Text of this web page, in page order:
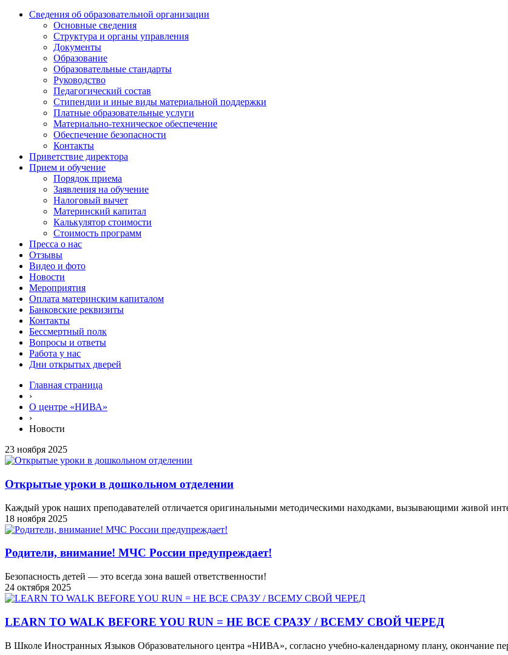
Сведения об образовательной организации
Основные сведения
Структура и органы управления
Документы
Образование
Образовательные стандарты
Руководство
Педагогический состав
Стипендии и иные виды материальной поддержки
Платные образовательные услуги
Материально-техническое обеспечение
Обеспечение безопасности
Контакты
Приветствие директора
Прием и обучение
Порядок приема
Заявления на обучение
Налоговый вычет
Материнский капитал
Калькулятор стоимости
Стоимость программ
Пресса о нас
Отзывы
Видео и фото
Новости
Мероприятия
Оплата материнским капиталом
Банковские реквизиты
Контакты
Бессмертный полк
Вопросы и ответы
Работа у нас
Дни открытых дверей
Главная страница
›
О центре «НИВА»
›
Новости
23 ноября 2025
Открытые уроки в дошкольном отделении
Каждый урок наших преподавателей отличается оригинальными методическими находками, вызывающими живой
18 ноября 2025
Родители, внимание! МЧС России предупреждает!
Безопасность детей — это всегда зона вашей ответственности!
24 октября 2025
LEARN TO WALK BEFORE YOU RUN = НЕ ВСЕ СРАЗУ / ВСЕМУ СВОЙ ЧЕРЕД
В Школе Иностранных Языков Образовательного центра «НИВА», согласно учебно-календарному плану, окончание